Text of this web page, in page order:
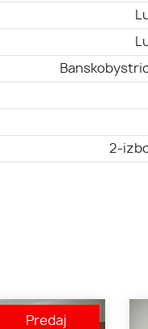
2-
Predaj